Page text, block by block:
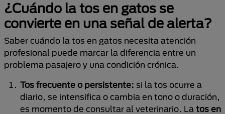
¿Cuándo la tos en gatos se
convierte en una señal de alerta?
Saber cuándo la tos en gatos necesita atención
profesional puede marcar la diferencia entre un
problema pasajero y una condición crónica.
Tos frecuente o persistente: si la tos ocurre a
diario, se intensifica o cambia en tono o duración,
es momento de consultar al veterinario. La tos en